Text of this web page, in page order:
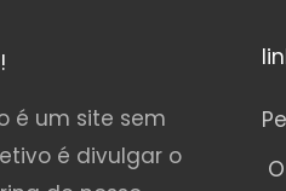
é um site sem
é divulgar o